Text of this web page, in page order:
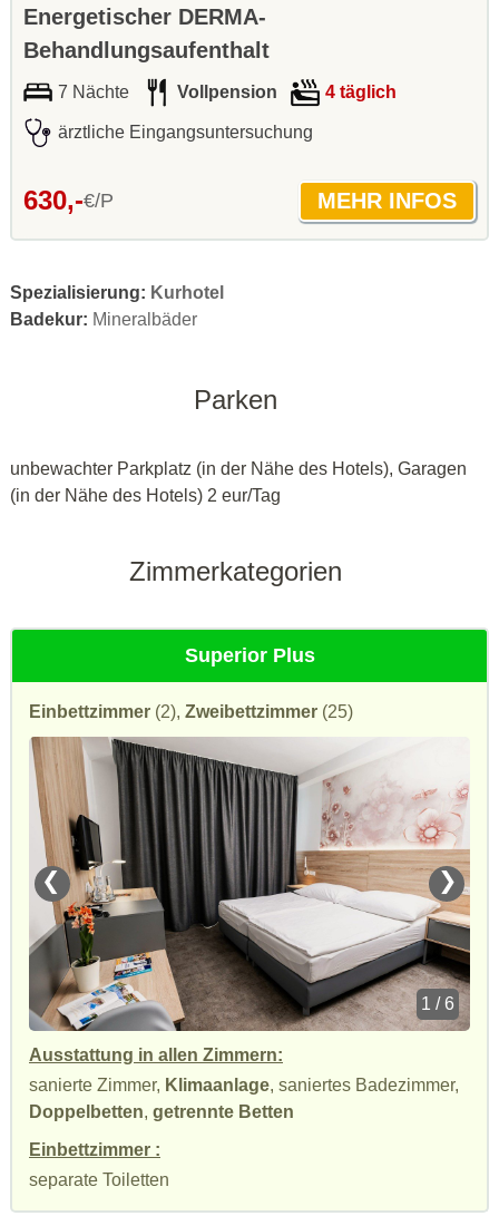
Energetischer DERMA-
Behandlungsaufenthalt
7 Nächte Vollpension 4 täglich
ärztliche Eingangsuntersuchung
630,-€/P
Spezialisierung: Kurhotel
Badekur: Mineralbäder
Parken
unbewachter Parkplatz (in der Nähe des Hotels), Garagen
(in der Nähe des Hotels) 2 eur/Tag
Zimmerkategorien
Superior Plus
Einbettzimmer (2), Zweibettzimmer (25)
❮ ❯
1 / 6
Ausstattung in allen Zimmern:
sanierte Zimmer, Klimaanlage, saniertes Badezimmer,
Doppelbetten, getrennte Betten
Einbettzimmer :
separate Toiletten